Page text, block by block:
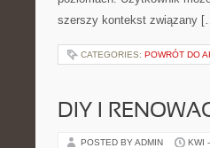
szerszy kontekst związany
CATEGORIES: POWRÓT DO
DIY I
POSTED BY ADMIN KWI